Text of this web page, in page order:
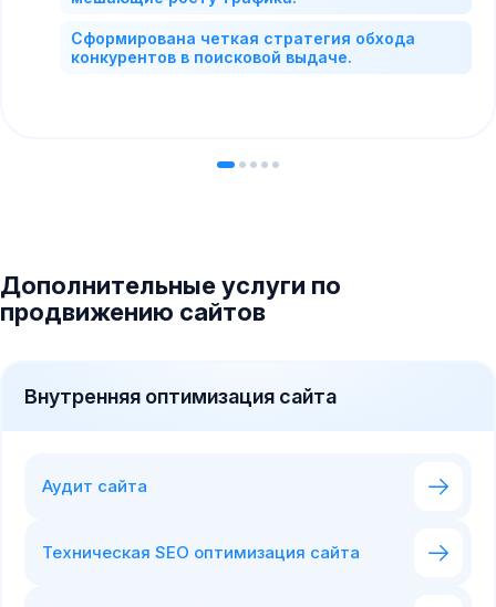
Сформирована четкая стратегия обхода
конкурентов в поисковой выдаче.
Дополнительные услуги по
продвижению сайтов
Внутренняя оптимизация сайта
Аудит сайта
Техническая SEO оптимизация сайта